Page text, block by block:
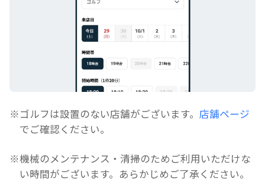
※ゴルフは設置のない店舗がございます。 店舗ページ
でご確認ください。
※機械のメンテナンス・清掃のためご利用いただけな
い時間がございます。あらかじめご了承ください。